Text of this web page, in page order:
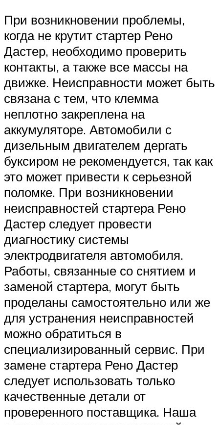
При возникновении проблемы,
когда не крутит стартер Рено
Дастер, необходимо проверить
контакты, а также все массы на
движке. Неисправности может быть
связана с тем, что клемма
неплотно закреплена на
аккумуляторе. Автомобили с
дизельным двигателем дергать
буксиром не рекомендуется, так как
это может привести к серьезной
поломке. При возникновении
неисправностей стартера Рено
Дастер следует провести
диагностику системы
электродвигателя автомобиля.
Работы, связанные со снятием и
заменой стартера, могут быть
проделаны самостоятельно или же
для устранения неисправностей
можно обратиться в
специализированный сервис. При
замене стартера Рено Дастер
следует использовать только
качественные детали от
проверенного поставщика. Наша